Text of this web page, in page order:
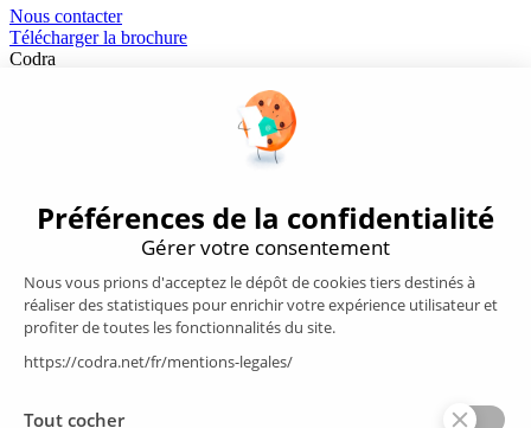
Nous contacter
Télécharger la brochure
Codra
Éditeur des logiciels Panorama Suite et COOX Origin, CODRA est
également un acteur reconnu dans le secteur de l'ingénierie logicielle
Supervision/SCADA
Suivi énergie
MES